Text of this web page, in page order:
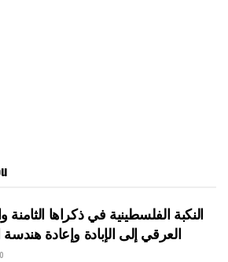
النكبة الفلسطينية في ذكراها
0